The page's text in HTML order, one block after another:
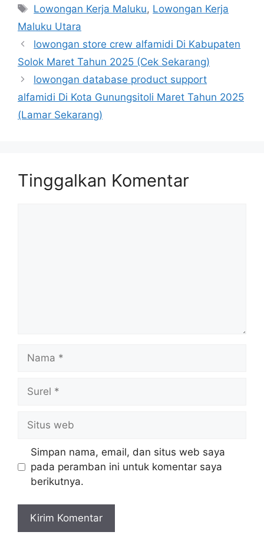
Tag
Lowongan Kerja Maluku, Lowongan Kerja
Maluku Utara
lowongan store crew alfamidi Di Kabupaten
Solok Maret Tahun 2025 (Cek Sekarang)
lowongan database product support
alfamidi Di Kota Gunungsitoli Maret Tahun 2025
(Lamar Sekarang)
Tinggalkan Komentar
Nama
Surel
Situs
web
Simpan nama, email, dan situs web saya
pada peramban ini untuk komentar saya
berikutnya.